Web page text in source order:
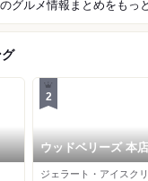
グルメ情報まとめをもっ
2
ウッドベリーズ 本店